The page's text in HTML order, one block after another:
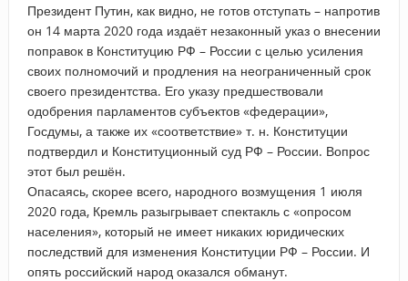
Президент Путин, как видно, не готов отступать – напротив
он 14 марта 2020 года издаёт незаконный указ о внесении
поправок в Конституцию РФ – России с целью усиления
своих полномочий и продления на неограниченный срок
своего президентства. Его указу предшествовали
одобрения парламентов субъектов «федерации»,
Госдумы, а также их «соответствие» т. н. Конституции
подтвердил и Конституционный суд РФ – России. Вопрос
этот был решён.
Опасаясь, скорее всего, народного возмущения 1 июля
2020 года, Кремль разыгрывает спектакль с «опросом
населения», который не имеет никаких юридических
последствий для изменения Конституции РФ – России. И
опять российский народ оказался обманут.